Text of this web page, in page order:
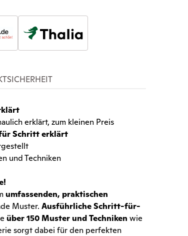
erklärt, zum kleinen Preis
Schritt erklärt
und Techniken
umfassenden, praktischen
Muster. Ausführliche Schritt-für-
über 150 Muster und Techniken wie
sorgt dabei für den perfekten